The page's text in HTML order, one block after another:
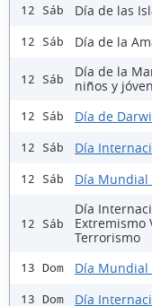
12 Sáb Día de las
12 Sáb Día de la
12 Sáb
Día de la
niños y
12 Sáb Día de
12 Sáb Día
12 Sáb Día Mundial
12 Sáb
Día
Extremismo
Terrorismo
13 Dom Día Mundial
13 Dom Día